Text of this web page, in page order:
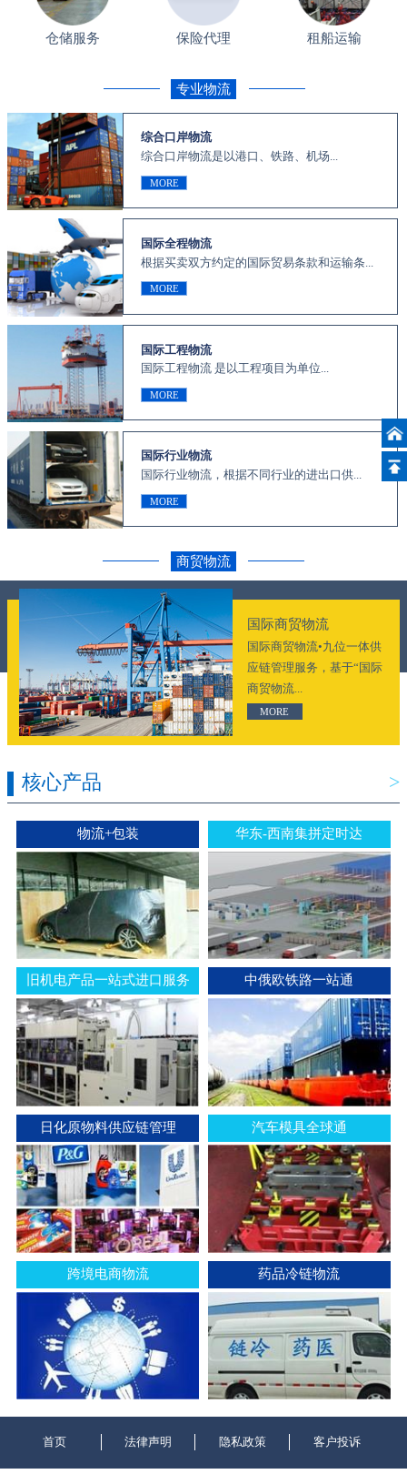
仓储服务 保险代理 租船运输
专业物流
综合口岸物流
综合口岸物流是以港口、铁路、机场...
MORE
国际全程物流
根据买卖双方约定的国际贸易条款和运输条...
MORE
国际工程物流
国际工程物流 是以工程项目为单位...
MORE
国际行业物流
国际行业物流，根据不同行业的进出口供...
MORE
商贸物流
国际商贸物流
国际商贸物流•九位一体供
应链管理服务，基于“国际
商贸物流...
MORE
核心产品 >
物流+包装 华东-西南集拼定时达
旧机电产品一站式进口服务 中俄欧铁路一站通
日化原物料供应链管理 汽车模具全球通
跨境电商物流 药品冷链物流
首页 法律声明 隐私政策 客户投诉